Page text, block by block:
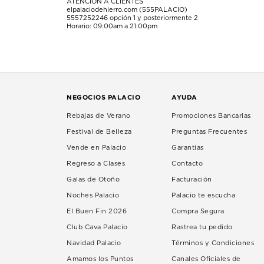
ATENCIÓN A CLIENTES
elpalaciodehierro.com (555PALACIO)
5557252246 opción 1 y posteriormente 2
Horario: 09:00am a 21:00pm
NEGOCIOS PALACIO
Rebajas de Verano
Festival de Belleza
Vende en Palacio
Regreso a Clases
Galas de Otoño
Noches Palacio
El Buen Fin 2026
Club Cava Palacio
Navidad Palacio
Amamos los Puntos
AYUDA
Promociones Bancarias
Preguntas Frecuentes
Garantías
Contacto
Facturación
Palacio te escucha
Compra Segura
Rastrea tu pedido
Términos y Condiciones
Canales Oficiales de